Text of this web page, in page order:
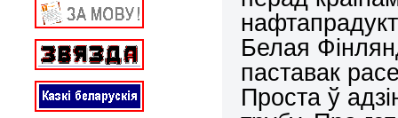
Белая
паставак
Проста ў